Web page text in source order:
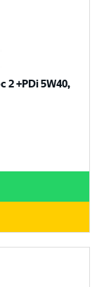
+PDi 5W40,